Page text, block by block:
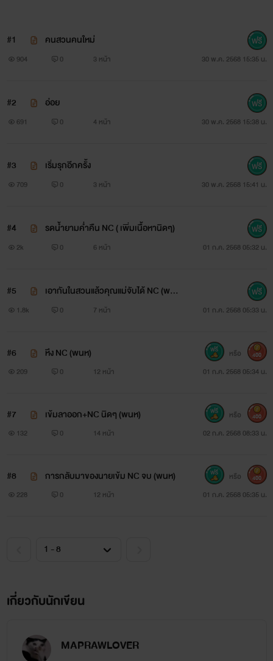
#1 คนสวนคนใหม่
904 0 3 หน้า 30 พ.ค. 2568 15:35 น.
#2 อ่อย
691 0 4 หน้า 30 พ.ค. 2568 15:38 น.
#3 เริ่มรุกอีกครั้ง
709 0 3 หน้า 30 พ.ค. 2568 15:41 น.
#4 รดน้ำยามค่ำคืน NC ( เพิ่มเนื้อหานิดๆ)
2k 0 6 หน้า 01 ก.ค. 2568 05:32 น.
#5
เอากันในสวนแล้วคุณแม่จับได้ NC (พน
ห)
1.8k 0 7 หน้า 01 ก.ค. 2568 05:33 น.
#6 หึง NC (พนห)
209 0 12 หน้า 01 ก.ค. 2568 05:34 น.
หรือ 400
#7 เข้มลาออก+NC นิดๆ (พนห)
132 0 14 หน้า 02 ก.ค. 2568 08:33 น.
หรือ 400
#8 การกลับมาของนายเข้ม NC จบ (พนห)
228 0 12 หน้า 01 ก.ค. 2568 05:35 น.
หรือ 400
เกี่ยวกับนักเขียน
MAPRAWLOVER